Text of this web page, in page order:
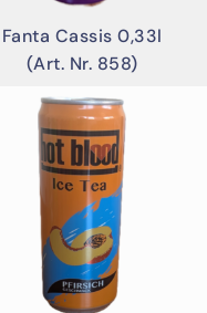
Fanta Cassis 0,33l
(Art. Nr. 858)